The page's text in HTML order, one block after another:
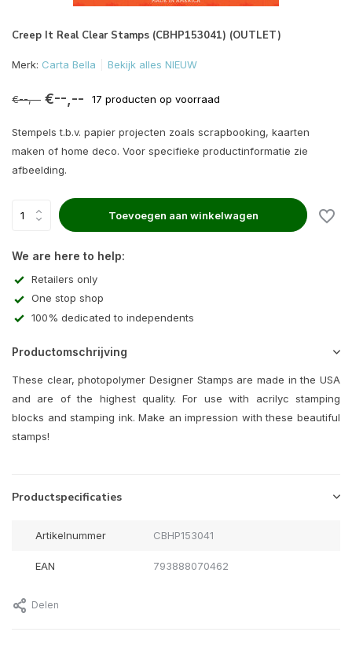
Creep It Real Clear Stamps (CBHP153041) (OUTLET)
Merk: Carta Bella Bekijk alles NIEUW
€--,-- €--,-- 17 producten op voorraad
Stempels t.b.v. papier projecten zoals scrapbooking, kaarten
maken of home deco. Voor specifieke productinformatie zie
afbeelding.
Toevoegen aan winkelwagen
We are here to help:
Retailers only
One stop shop
100% dedicated to independents
Productomschrijving
These clear, photopolymer Designer Stamps are made in the USA
and are of the highest quality. For use with acrilyc stamping
blocks and stamping ink. Make an impression with these beautiful
stamps!
Productspecificaties
Artikelnummer CBHP153041
EAN 793888070462
Delen